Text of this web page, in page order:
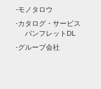
モノタロウ
カタログ・サービス
パンフレットDL
グループ会社